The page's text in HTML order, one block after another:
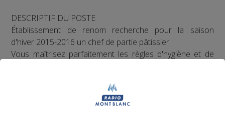
DESCRIPTIF DU POSTE
Établissement de renom recherche pour la saison
d'hiver 2015-2016 un chef de partie pâtissier.
Vous maîtrisez parfaitement les règles d'hygiène et de
présenter à l'agence Pôle emploi de Sallanches afin de
vous inscrire à l'information collective du 25/09/2015